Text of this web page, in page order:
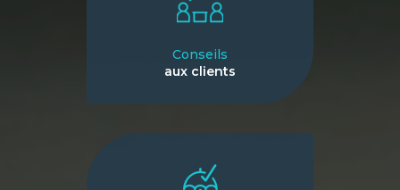
Conseils
aux clients